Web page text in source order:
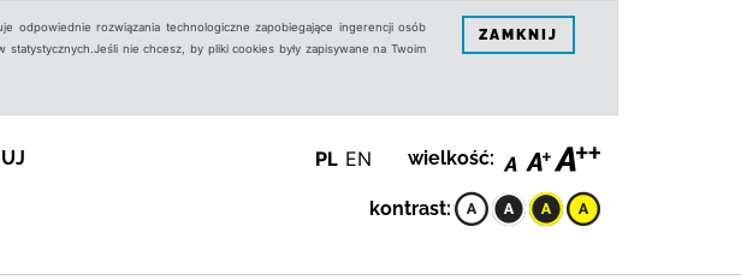
odpowiednie rozwiązania technologiczne zapobiegające ingerencji osób
nie chcesz, by pliki cookies były zapisywane na Twoim
ZAMKNIJ
PL EN wielkość:
kontrast: